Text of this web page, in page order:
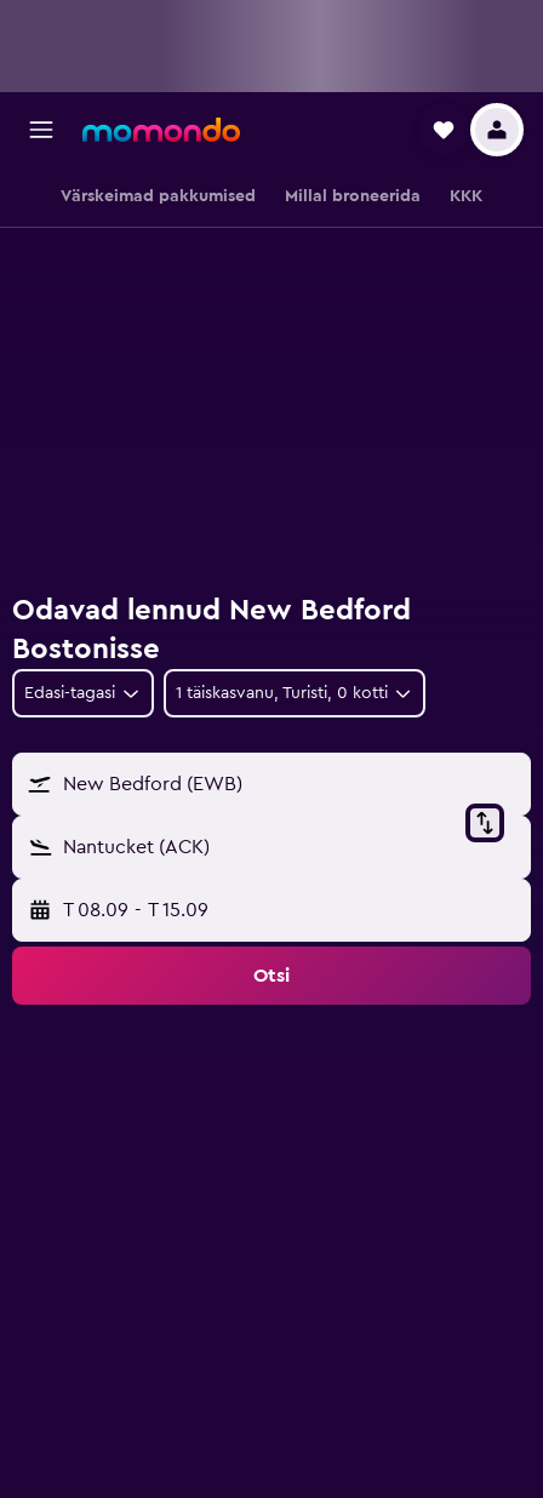
Värskeimad pakkumised Millal broneerida KKK
Odavad lennud New Bedford
Bostonisse
Edasi-tagasi 1 täiskasvanu, Turisti, 0 kotti
New Bedford (EWB)
Nantucket (ACK)
T 08.09 - T 15.09
Otsi